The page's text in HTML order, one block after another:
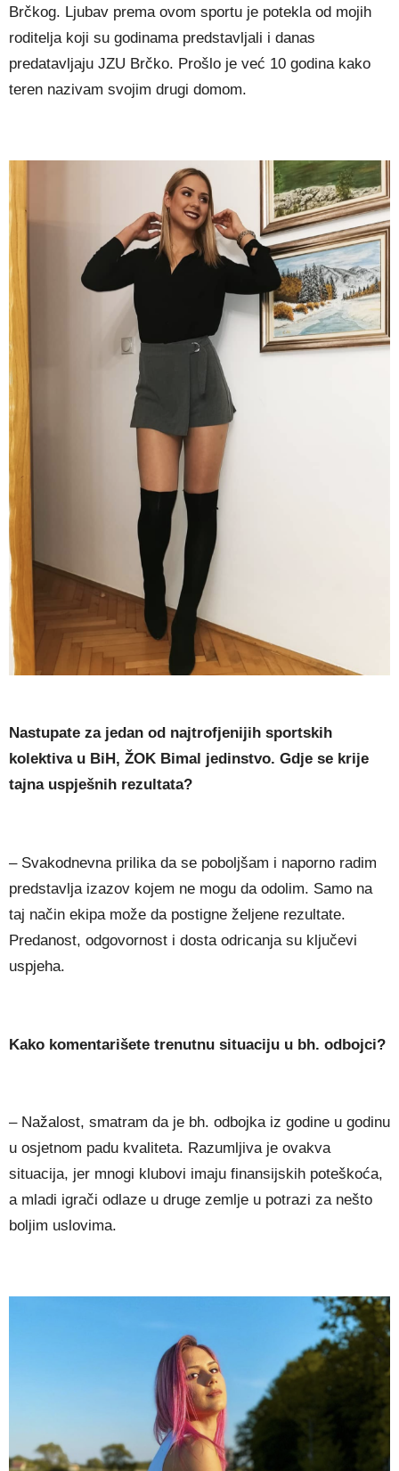
Brčkog. Ljubav prema ovom sportu je potekla od mojih
roditelja koji su godinama predstavljali i danas
predatavljaju JZU Brčko. Prošlo je već 10 godina kako
teren nazivam svojim drugi domom.
Nastupate za jedan od najtrofjenijih sportskih
kolektiva u BiH, ŽOK Bimal jedinstvo. Gdje se krije
tajna uspješnih rezultata?
– Svakodnevna prilika da se poboljšam i naporno radim
predstavlja izazov kojem ne mogu da odolim. Samo na
taj način ekipa može da postigne željene rezultate.
Predanost, odgovornost i dosta odricanja su ključevi
uspjeha.
Kako komentarišete trenutnu situaciju u bh. odbojci?
– Nažalost, smatram da je bh. odbojka iz godine u godinu
u osjetnom padu kvaliteta. Razumljiva je ovakva
situacija, jer mnogi klubovi imaju finansijskih poteškoća,
a mladi igrači odlaze u druge zemlje u potrazi za nešto
boljim uslovima.